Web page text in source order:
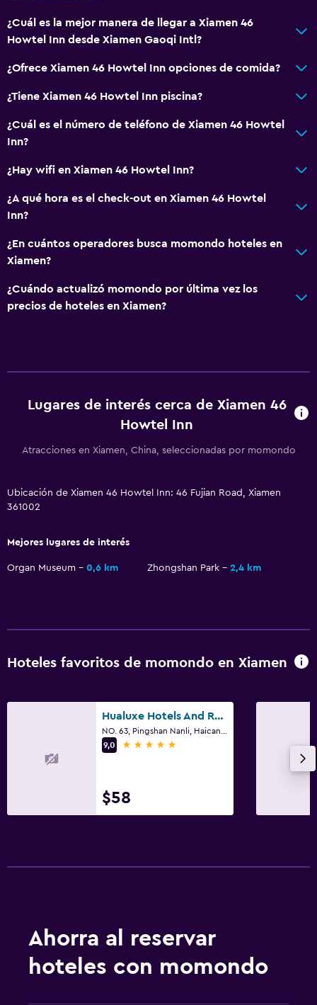
¿Cuál es la mejor manera de llegar a Xiamen 46
Howtel Inn desde Xiamen Gaoqi Intl?
¿Ofrece Xiamen 46 Howtel Inn opciones de comida?
¿Tiene Xiamen 46 Howtel Inn piscina?
¿Cuál es el número de teléfono de Xiamen 46 Howtel
Inn?
¿Hay wifi en Xiamen 46 Howtel Inn?
¿A qué hora es el check-out en Xiamen 46 Howtel
Inn?
¿En cuántos operadores busca momondo hoteles en
Xiamen?
¿Cuándo actualizó momondo por última vez los
precios de hoteles en Xiamen?
Lugares de interés cerca de Xiamen 46
Howtel Inn
Atracciones en Xiamen, China, seleccionadas por momondo
Ubicación de Xiamen 46 Howtel Inn: 46 Fujian Road, Xiamen
361002
Mejores lugares de interés
Organ Museum 0,6 km Zhongshan Park 2,4 km
Hoteles favoritos de momondo en Xiamen
Hualuxe Hotels And Resorts Xiamen Haicang Harbour View
9,0
5 estrellas
$58
Ahorra al reservar
hoteles con momondo